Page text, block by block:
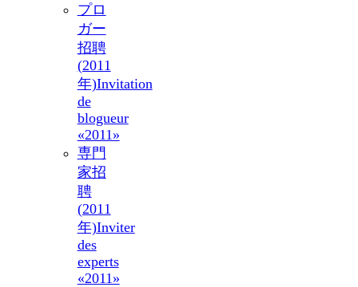
プロ
ガー
招聘
(2011
年)Invitation
de
blogueur
«2011»
専門
家招
聘
(2011
年)Inviter
des
experts
«2011»